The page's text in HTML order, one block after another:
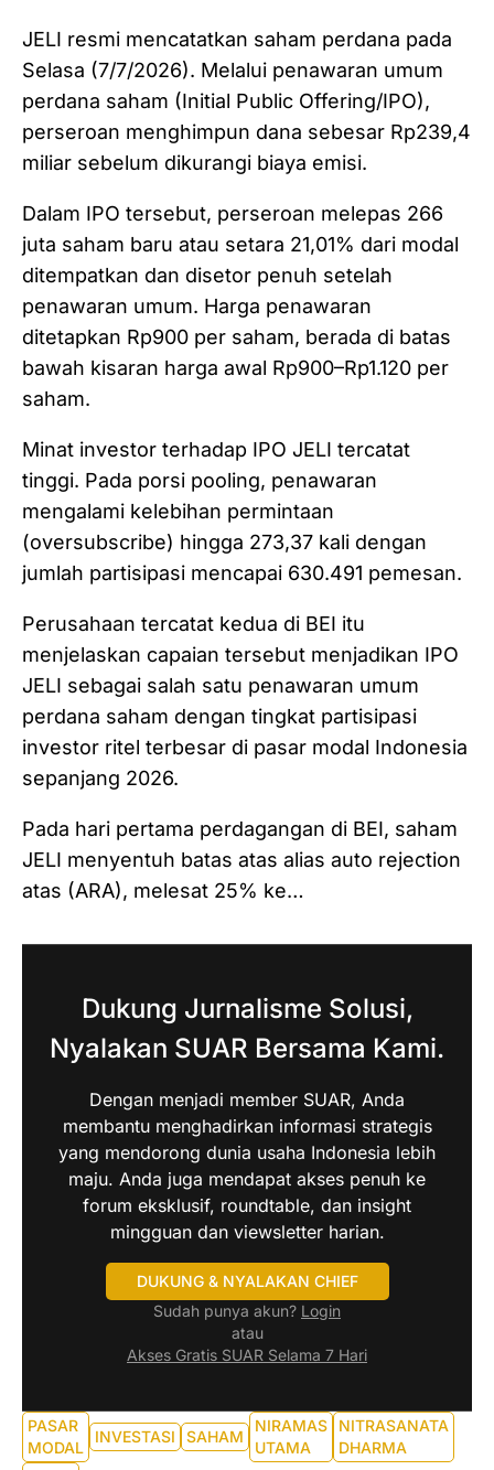
JELI resmi mencatatkan saham perdana pada
Selasa (7/7/2026). Melalui penawaran umum
perdana saham (Initial Public Offering/IPO),
perseroan menghimpun dana sebesar Rp239,4
miliar sebelum dikurangi biaya emisi.
Dalam IPO tersebut, perseroan melepas 266
juta saham baru atau setara 21,01% dari modal
ditempatkan dan disetor penuh setelah
penawaran umum. Harga penawaran
ditetapkan Rp900 per saham, berada di batas
bawah kisaran harga awal Rp900–Rp1.120 per
saham.
Minat investor terhadap IPO JELI tercatat
tinggi. Pada porsi pooling, penawaran
mengalami kelebihan permintaan
(oversubscribe) hingga 273,37 kali dengan
jumlah partisipasi mencapai 630.491 pemesan.
Perusahaan tercatat kedua di BEI itu
menjelaskan capaian tersebut menjadikan IPO
JELI sebagai salah satu penawaran umum
perdana saham dengan tingkat partisipasi
investor ritel terbesar di pasar modal Indonesia
sepanjang 2026.
Pada hari pertama perdagangan di BEI, saham
JELI menyentuh batas atas alias auto rejection
atas (ARA), melesat 25% ke…
Dukung Jurnalisme Solusi,
Nyalakan SUAR Bersama Kami.
Dengan menjadi member SUAR, Anda
membantu menghadirkan informasi strategis
yang mendorong dunia usaha Indonesia lebih
maju. Anda juga mendapat akses penuh ke
forum eksklusif, roundtable, dan insight
mingguan dan viewsletter harian.
DUKUNG & NYALAKAN CHIEF
Sudah punya akun? Login
atau
Akses Gratis SUAR Selama 7 Hari
PASAR
MODAL
INVESTASI SAHAM
NIRAMAS
UTAMA
NITRASANATA
DHARMA